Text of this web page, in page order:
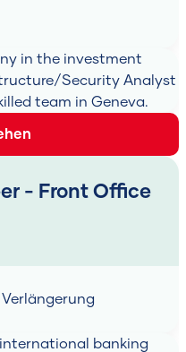
in the investment
Security Analyst
team in Geneva.
- Front Office
banking